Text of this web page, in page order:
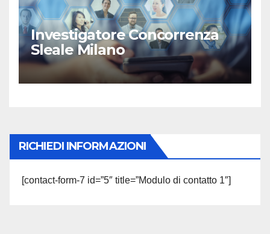
Investigatore Concorrenza
Sleale Milano
RICHIEDI INFORMAZIONI
[contact-form-7 id=”5″ title=”Modulo di contatto 1″]